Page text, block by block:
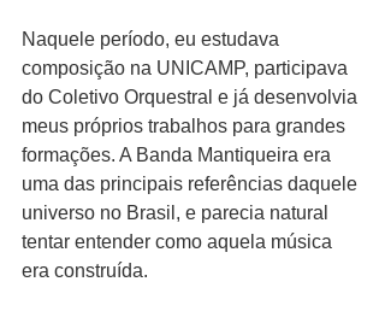
Naquele período, eu estudava
composição na UNICAMP, participava
do Coletivo Orquestral e já desenvolvia
meus próprios trabalhos para grandes
formações. A Banda Mantiqueira era
uma das principais referências daquele
universo no Brasil, e parecia natural
tentar entender como aquela música
era construída.